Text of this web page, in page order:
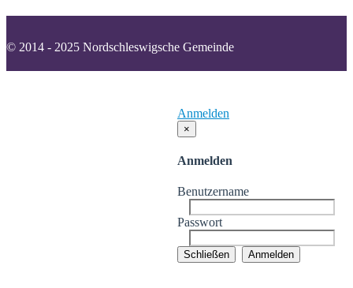
© 2014 - 2025 Nordschleswigsche Gemeinde
Anmelden
×
Anmelden
Benutzername
Passwort
Schließen